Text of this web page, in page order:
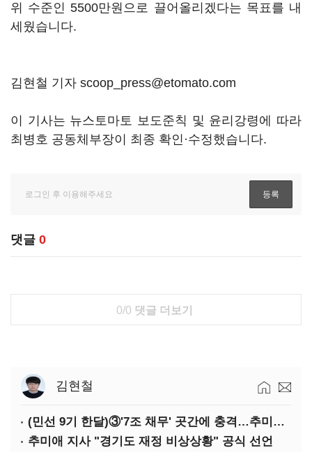
위 수준인 5500만원으로 끌어올리겠다는 목표를 내
세웠습니다.
김현철 기자 scoop_press@etomato.com
이 기사는 뉴스토마토 보도준칙 및 윤리강령에 따라
최병호 공동체부장이 최종 확인·수정했습니다.
댓글 0
0/0 댓글 더보기
김현철
(민선 9기 한달)③'7조 채무' 곳간에 충격…추미애, 20년만에 '비상재정' 선언 승부수
추미애 지사 "경기도 재정 비상상황" 공식 선언